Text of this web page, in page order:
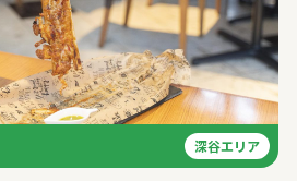
深谷エリア